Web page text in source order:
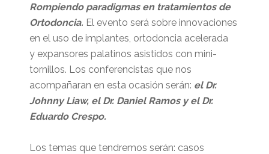
Rompiendo paradigmas en tratamientos de
Ortodoncia. El evento será sobre innovaciones
en el uso de implantes, ortodoncia acelerada
y expansores palatinos asistidos con mini-
tornillos. Los conferencistas que nos
acompañaran en esta ocasión serán: el Dr.
Johnny Liaw, el Dr. Daniel Ramos y el Dr.
Eduardo Crespo.
Los temas que tendremos serán: casos